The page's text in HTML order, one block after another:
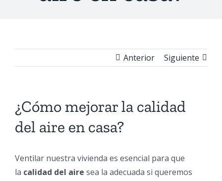
Anterior Siguiente
¿Cómo mejorar la calidad
del aire en casa?
Ventilar nuestra vivienda es esencial para que
la calidad del aire sea la adecuada si queremos